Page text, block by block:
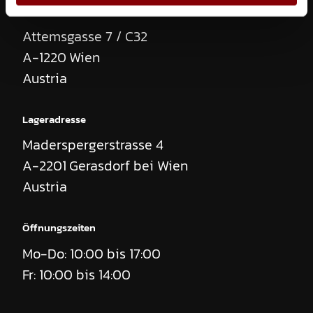
Anfrage:
Stückzahl
Leihbeginn
Leihende
Anschrift
Attemsgasse 7 / C32
A-1220 Wien
Austria
Lageradresse
Maderspergerstrasse 4
A-2201 Gerasdorf bei Wien
Austria
Öffnungszeiten
Mo-Do: 10:00 bis 17:00
Fr: 10:00 bis 14:00